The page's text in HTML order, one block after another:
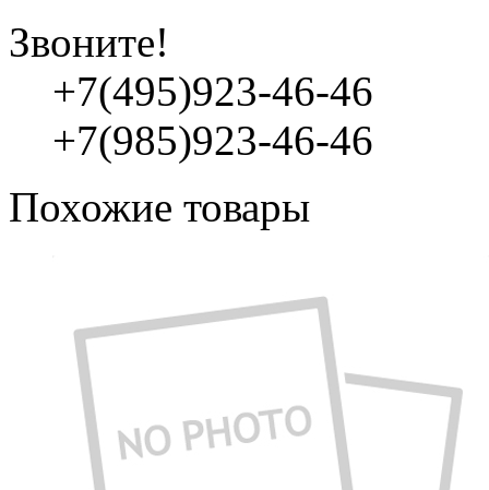
Звоните!
+7(495)923-46-46
+7(985)923-46-46
Похожие товары